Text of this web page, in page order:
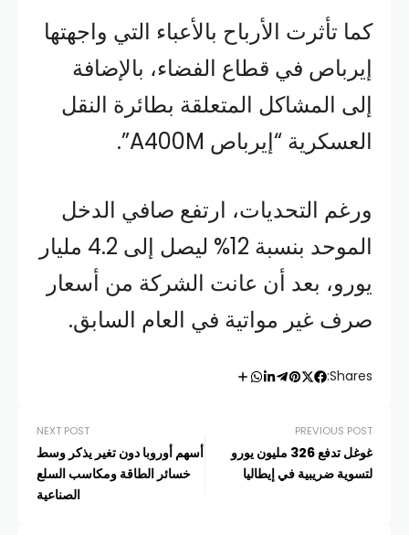
كما تأثرت الأرباح بالأعباء التي واجهتها
إيرباص في قطاع الفضاء، بالإضافة
إلى المشاكل المتعلقة بطائرة النقل
العسكرية “إيرباص A400M”.
ورغم التحديات، ارتفع صافي الدخل
الموحد بنسبة 12% ليصل إلى 4.2 مليار
يورو، بعد أن عانت الشركة من أسعار
صرف غير مواتية في العام السابق.
Shares:
PREVIOUS POST
غوغل تدفع 326 مليون يورو
لتسوية ضريبية في إيطاليا
NEXT POST
أسهم أوروبا دون تغير يذكر وسط
خسائر الطاقة ومكاسب السلع
الصناعية